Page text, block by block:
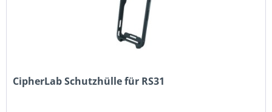
CipherLab Schutzhülle für RS31